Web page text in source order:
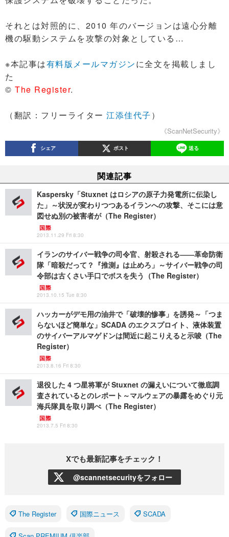
それとは対照的に、2010 年のバージョンは遠心分離
機の駆動システムを攻撃の対象としている…
※本記事は有料版メールマガジンに全文を掲載しまし
た
© The Register.
（翻訳：フリーライター 江添佳代子 ）
《ScanNetSecurity》
シェア ポスト 送る
関連記事
Kaspersky「Stuxnet はロシアの原子力発電所に伝染し
た」～状況が変わりつつあるイランへの攻撃、そこには意
図せぬ別の被害者が（The Register）
国際
2013.11.29 Fri 8:30
イランのサイバー戦争の司令官、射殺される――革命防衛
隊「暗殺だって？『推測』は止めろ」～サイバー戦争の司
令部は古くさい手口でボスを失う（The Register）
国際
2013.10.15 Tue 8:30
ハッカーがデモ用の油井で「破壊的惨事」を誘発～「つま
らないほど簡単な」SCADA のエクスプロイト、液体装置
のサイバーアルマゲドンは間近に起こりえると示唆（The
Register）
国際
2013.8.16 Fri 8:30
退役した 4 つ星将軍が Stuxnet の漏えいについて徹底調
査されているとのレポート～マルウェアの暴露をめぐり元
海兵隊員を取り調べ（The Register）
国際
2013.7.5 Fri 8:30
Xでも最新記事をチェック！
@scannetsecurityをフォロー
The Register 国際ニュース SCADA